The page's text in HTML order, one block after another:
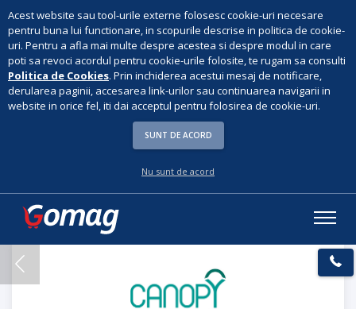
Acest website sau tool-urile externe folosesc cookie-uri necesare
pentru buna lui functionare, in scopurile descrise in politica de cookie-
uri. Pentru a afla mai multe despre acestea si despre modul in care
poti sa revoci acordul pentru cookie-urile folosite, te rugam sa consulti
Politica de Cookies. Prin inchiderea acestui mesaj de notificare,
derularea paginii, accesarea link-urilor sau continuarea navigarii in
website in orice fel, iti dai acceptul pentru folosirea de cookie-uri.
SUNT DE ACORD
Nu sunt de acord